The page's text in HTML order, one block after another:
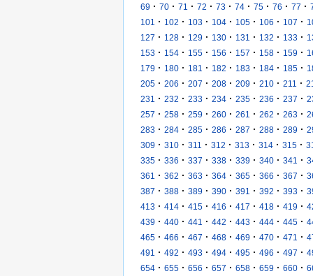
69 · 70 · 71 · 72 · 73 · 74 · 75 · 76 · 77 ·
101
· 102 · 103 · 104 · 105 · 106 · 107 ·
127 · 128 · 129 · 130 · 131 · 132 · 133 ·
153 · 154 · 155 · 156 · 157 · 158 · 159 ·
179 · 180 · 181 · 182 · 183 · 184 · 185 ·
205 · 206 · 207 · 208 · 209 · 210 · 211 ·
231
· 232 · 233 · 234 · 235 · 236 · 237 ·
257 · 258 · 259 · 260 · 261 · 262 · 263 ·
283 · 284 · 285 · 286 · 287 · 288 · 289 ·
309 · 310 · 311 · 312 · 313 · 314 · 315 ·
335 · 336 · 337 · 338 · 339 · 340 · 341 ·
361
· 362 · 363 · 364 · 365 · 366 · 367 ·
387 · 388 · 389 · 390 · 391 · 392 · 393 ·
413 · 414 · 415 · 416 · 417 · 418 · 419 ·
439 · 440 · 441 · 442 · 443 · 444 · 445 ·
465 · 466 · 467 · 468 · 469 · 470 · 471 ·
491
· 492 · 493 · 494 · 495 · 496 · 497 ·
654 · 655 · 656 · 657 · 658 · 659 · 660 ·